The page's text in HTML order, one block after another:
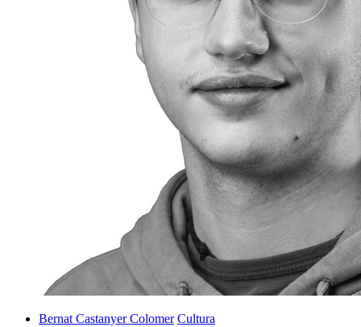
Bernat Castanyer Colomer Cultura